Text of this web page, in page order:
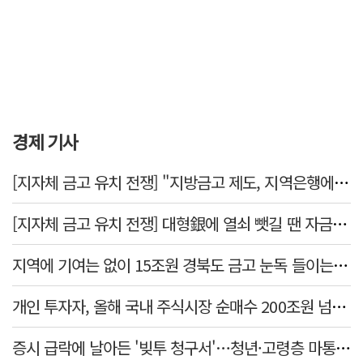
경제 기사
[지자체 금고 유치 전쟁] "지방금고 제도, 지역은행에 불리"
[지자체 금고 유치 전쟁] 대형銀에 열쇠 뺏길 땐 자금 역외 유출→재투자 선순환 붕괴
지역에 기여는 없이 15조원 경북도 금고 눈독 들이는 대형銀
개인 투자자, 올해 국내 주식시장 순매수 200조원 넘었다
증시 급락에 날아든 '빚투 청구서'…청년·고령층 마통 연체↑